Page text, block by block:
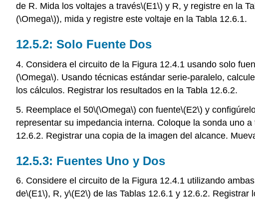
de R. Mida los voltajes a través\(E1\) y R, y registre en la
(\Omega\)), mida y registre este voltaje en la Tabla 12.6.1.
12.5.2: Solo Fuente Dos
4. Considera el circuito de la Figura 12.4.1 usando solo
(\Omega\). Usando técnicas estándar serie-paralelo,
los cálculos. Registrar los resultados en la Tabla 12.6.2.
5. Reemplace el 50\(\Omega\) con fuente\(E2\) y
representar su impedancia interna. Coloque la sonda uno a
12.6.2. Registrar una copia de la imagen del alcance.
12.5.3: Fuentes Uno y Dos
6. Considere el circuito de la Figura 12.4.1 utilizando
de\(E1\), R, y\(E2\) de las Tablas 12.6.1 y 12.6.2. Registrar